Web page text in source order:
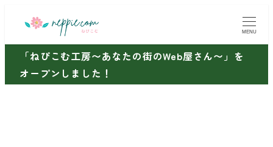
ン
ン
MENU
「ねぴこむ工房〜あなたの街のWeb屋さん〜」を
オープンしました！